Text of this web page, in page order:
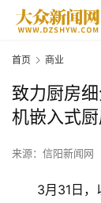
首页 商业
致力厨房
机嵌入式
来源：信阳新闻网
3月31日，